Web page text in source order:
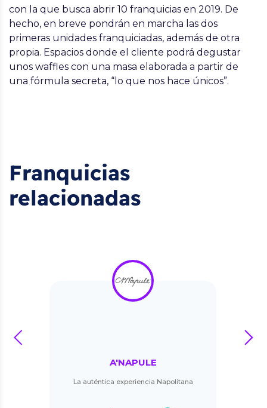
con la que busca abrir 10 franquicias en 2019. De
hecho, en breve pondrán en marcha las dos
primeras unidades franquiciadas, además de otra
propia. Espacios donde el cliente podrá degustar
unos waffles con una masa elaborada a partir de
una fórmula secreta, “lo que nos hace únicos”.
Franquicias
relacionadas
A'NAPULE
La auténtica experiencia Napolitana
prev next